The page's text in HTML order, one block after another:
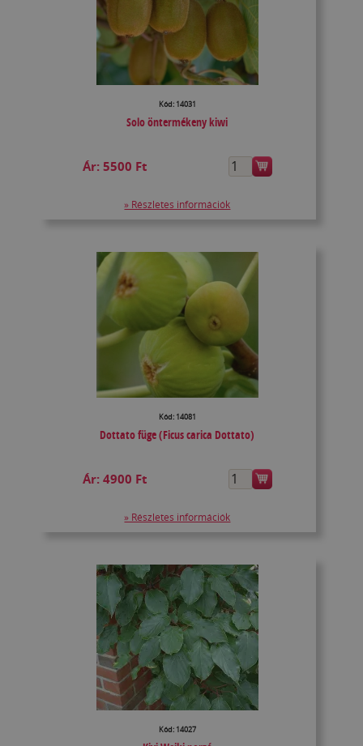
Kód: 14031
Solo öntermékeny kiwi
Ár:5500 Ft
» Részletes információk
Kód: 14081
Dottato füge (Ficus carica Dottato)
Ár:4900 Ft
» Részletes információk
Kód: 14027